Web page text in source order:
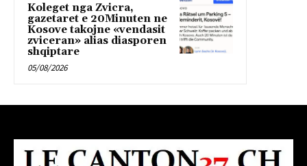
Koleget nga Zvicra,
gazetaret e 20Minuten ne
Kosove takojne «vendasit
zviceran» alias diasporen
shqiptare
05/08/2026